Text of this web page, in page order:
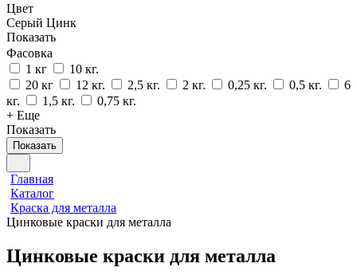
Цвет
Серый Цинк
Показать
Фасовка
1 кг
10 кг.
20 кг
12 кг. 2,5 кг. 2 кг. 0,25 кг. 0,5 кг.
6
кг.
1,5 кг.
0,75 кг.
+ Еще
Показать
Показать
Главная
Каталог
Краска для металла
Цинковые краски для металла
Цинковые краски для металла